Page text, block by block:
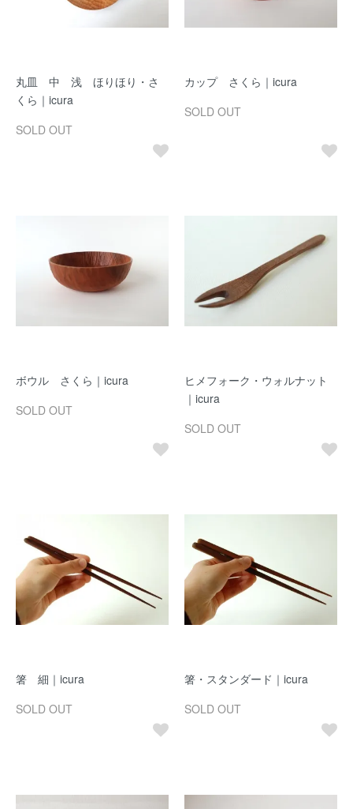
丸皿 中 浅 ほりほり・さ
くら｜icura
SOLD OUT
カップ さくら｜icura
SOLD OUT
ボウル さくら｜icura
SOLD OUT
ヒメフォーク・ウォルナット
｜icura
SOLD OUT
箸 細｜icura
SOLD OUT
箸・スタンダード｜icura
SOLD OUT